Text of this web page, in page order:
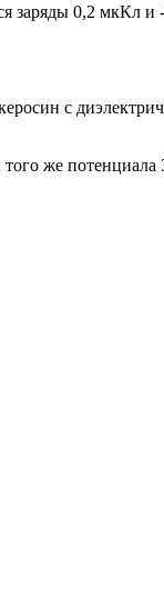
0,2 мкКл
с
же